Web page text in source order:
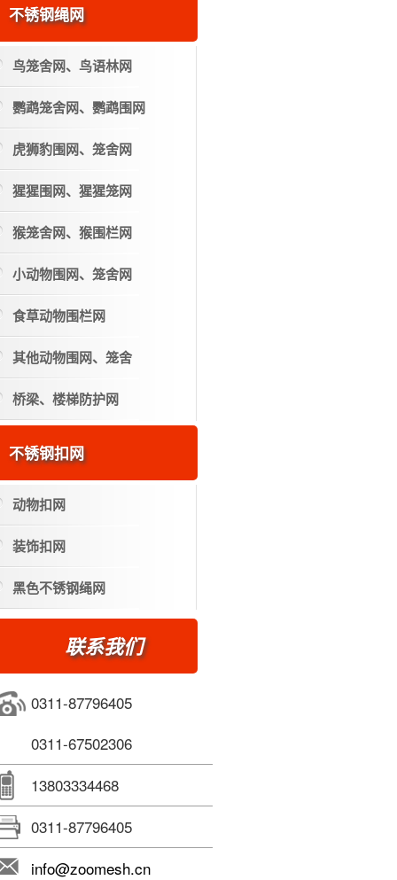
不锈钢绳网
鸟笼舍网、鸟语林网
鹦鹉笼舍网、鹦鹉围网
虎狮豹围网、笼舍网
猩猩围网、猩猩笼网
猴笼舍网、猴围栏网
小动物围网、笼舍网
食草动物围栏网
其他动物围网、笼舍
桥梁、楼梯防护网
不锈钢扣网
动物扣网
装饰扣网
黑色不锈钢绳网
联系我们
0311-87796405
0311-67502306
13803334468
0311-87796405
info@zoomesh.cn